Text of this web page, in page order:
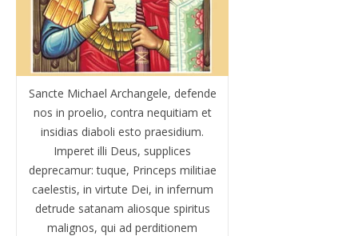
Sancte Michael Archangele, defende
nos in proelio, contra nequitiam et
insidias diaboli esto praesidium.
Imperet illi Deus, supplices
deprecamur: tuque, Princeps militiae
caelestis, in virtute Dei, in infernum
detrude satanam aliosque spiritus
malignos, qui ad perditionem